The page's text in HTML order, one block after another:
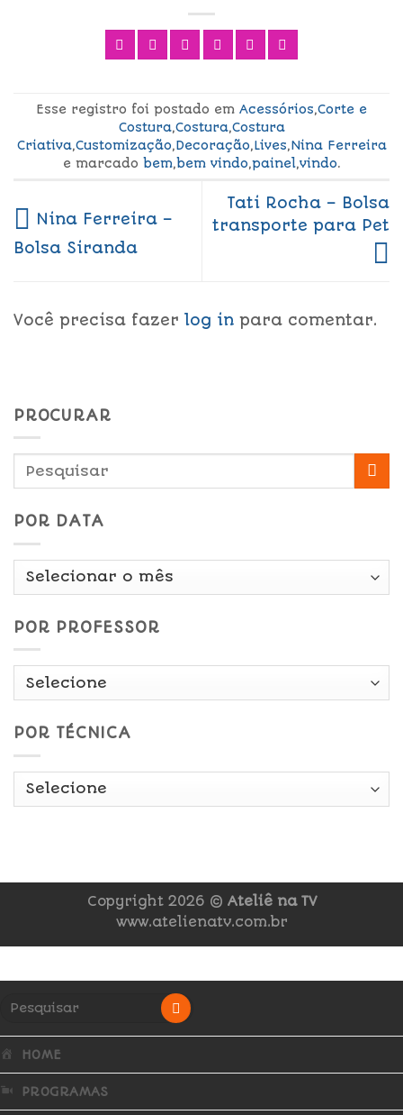
Esse registro foi postado em Acessórios,Corte e
Costura,Costura,Costura
Criativa,Customização,Decoração,Lives,Nina Ferreira
e marcado bem,bem vindo,painel,vindo.
Nina Ferreira –
Bolsa Siranda
Tati Rocha – Bolsa
transporte para Pet
Você precisa fazer log in para comentar.
PROCURAR
POR DATA
Por
POR PROFESSOR
POR TÉCNICA
Copyright 2026 © Ateliê na TV
www.atelienatv.com.br
HOME
PROGRAMAS